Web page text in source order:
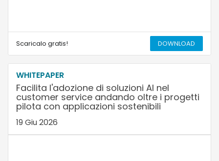
Scaricalo gratis! DOWNLOAD
WHITEPAPER
Facilita l'adozione di soluzioni AI nel
customer service andando oltre i progetti
pilota con applicazioni sostenibili
19 Giu 2026